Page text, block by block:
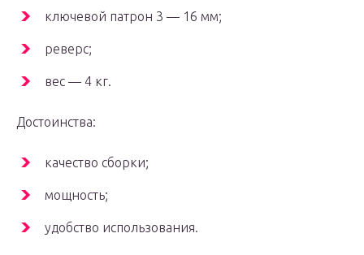
ключевой патрон 3 — 16 мм;
реверс;
вес — 4 кг.
Достоинства:
качество сборки;
мощность;
удобство использования.